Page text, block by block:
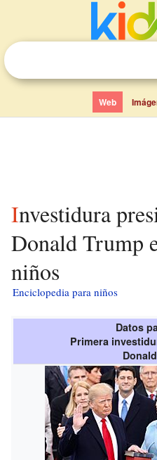
Web
Investidura presidencial de
Donald Trump
niños
Enciclopedia para niños
Datos
Primera